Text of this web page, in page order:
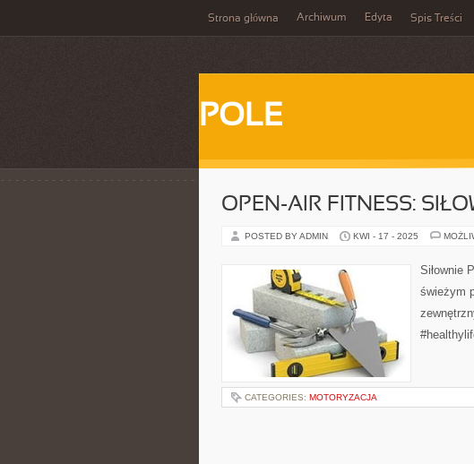
Strona główna Archiwum Edyta Spis Treści
POLE
OPEN-AIR FITNESS:
POSTED BY ADMIN KWI - 17 - 2025
Siłownie
świeżym
CATEGORIES: MOTORYZACJA